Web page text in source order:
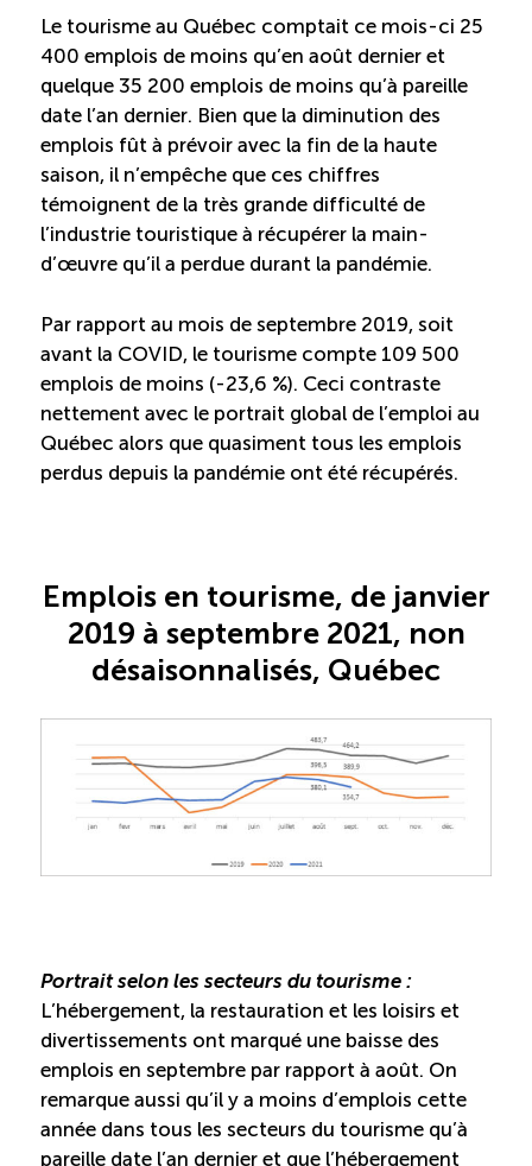
Ressources
Compétences et formations
Nouvelles formations
Programme EMERIT
Cuisinier : alternance travail-étude
Apprentissage en milieu de travail
Bilan et reconnaissance des acquis
Destination IA
Diagnostic Nord-du-Québec
Métiers et carrières en tourisme
Norme entretien ménager
Boomerang
Le tourisme au Québec comptait ce mois-ci 25
400 emplois de moins qu’en août dernier et
quelque 35 200 emplois de moins qu’à pareille
date l’an dernier. Bien que la diminution des
emplois fût à prévoir avec la fin de la haute
saison, il n’empêche que ces chiffres
témoignent de la très grande difficulté de
l’industrie touristique à récupérer la main-
d’œuvre qu’il a perdue durant la pandémie.
Par rapport au mois de septembre 2019, soit
avant la COVID, le tourisme compte 109 500
emplois de moins (-23,6 %). Ceci contraste
nettement avec le portrait global de l’emploi au
Québec alors que quasiment tous les emplois
perdus depuis la pandémie ont été récupérés.
Emplois en tourisme, de janvier
2019 à septembre 2021, non
désaisonnalisés, Québec
Portrait selon les secteurs du tourisme :
L’hébergement, la restauration et les loisirs et
divertissements ont marqué une baisse des
emplois en septembre par rapport à août. On
remarque aussi qu’il y a moins d’emplois cette
année dans tous les secteurs du tourisme qu’à
pareille date l’an dernier et que l’hébergement